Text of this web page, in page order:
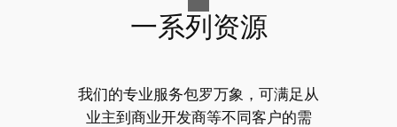
一系列资源
我们的专业服务包罗万象，可满足从
业主到商业开发商等不同客户的需